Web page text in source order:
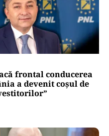
frontal conducerea
a devenit coșul de